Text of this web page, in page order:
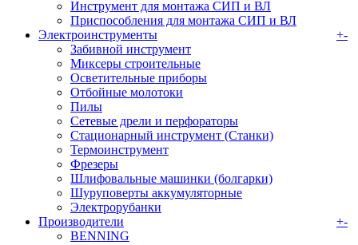
Инструмент для монтажа СИП и ВЛ
Приспособления для монтажа СИП и ВЛ
Электроинструменты
+-
Забивной инструмент
Миксеры строительные
Осветительные приборы
Отбойные молотоки
Пилы
Сетевые дрели и перфораторы
Стационарный инструмент (Станки)
Термоинструмент
Фрезеры
Шлифовальные машинки (болгарки)
Шуруповерты аккумуляторные
Электрорубанки
Производители
+-
BENNING